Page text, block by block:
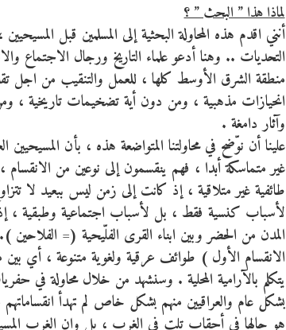
لماذا هذا ” البحث ” ؟
أنني اقدم هذه المحاولة البحثية إلى المسلمين قبل
التحديات .. وهنا أدعو علماء التاريخ ورجال الاجتماع
منطقة الشرق الأوسط كلها ، للعمل والتنقيب من اجل
انحيازات مذهبية ، ومن دون أية تضخيمات تاريخية ،
وآثار دامغة .
علينا أن نوّضح في محاولتنا المتواضعة هذه ، بأن
غير متماسكة أبدا ، فهم ينقسمون إلى نوعين من الانقسام
طائفية غير متلاقية ، إذ كانت إلى زمن ليس ببعيد لا
لأسباب كنسية فقط ، بل لأسباب اجتماعية وطبقية ، إذ
المدن من الحضر وبين ابناء القرى الفلّيحية (=
الانقسام الأول ) طوائف عرقية ولغوية متنوعة ، أي بين
يتكلم بالآرامية المحلية . وسنشهد من خلال محاولة في
بشكل عام والعراقيين منهم بشكل خاص لم تهدأ